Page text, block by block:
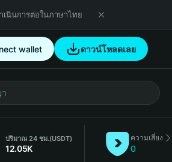
เนินการต่อในภาษาไทย
wallet ดาวน์โหลดเลย
ปริมาณ 24 ชม.(USDT)
12.05K
ความเสี่ยง
0